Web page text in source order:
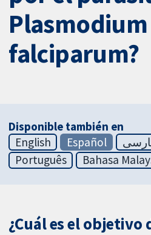
Plasmodium
falciparum?
Disponible también en
English
Español
Português
Bahasa
¿Cuál es el objetivo